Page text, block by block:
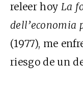
releer hoy La
dell’economia
(1977), me
riesgo de un